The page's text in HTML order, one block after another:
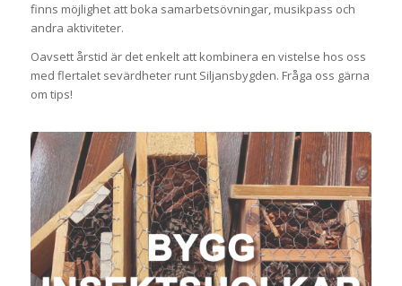
finns möjlighet att boka samarbetsövningar, musikpass och
andra aktiviteter.
Oavsett årstid är det enkelt att kombinera en vistelse hos oss
med flertalet sevärdheter runt Siljansbygden. Fråga oss gärna
om tips!